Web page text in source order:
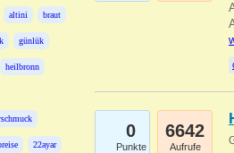
altini braut
günlük
heilbronn
22ayar
0
Punkte
6642
Aufrufe